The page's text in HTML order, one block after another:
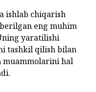
ishlab chiqarish
eng muhim
yaratilishi
tashkil qilish bilan
muammolarini hal